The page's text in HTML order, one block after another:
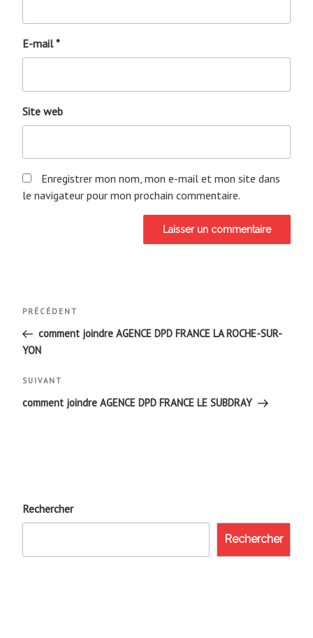
E-mail*
Site web
Enregistrer mon nom, mon e-mail et mon site dans
le navigateur pour mon prochain commentaire.
Navigation
de
l’article
Article
précédent
PRÉCÉDENT
comment joindre AGENCE DPD FRANCE LA ROCHE-SUR-
YON
Article
suivant
SUIVANT
comment joindre AGENCE DPD FRANCE LE SUBDRAY
Rechercher
Rechercher